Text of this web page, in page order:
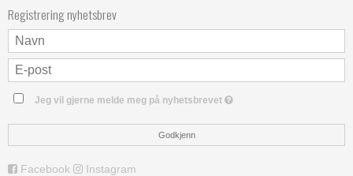
Registrering nyhetsbrev
Jeg vil gjerne melde meg på nyhetsbrevet
Godkjenn
Facebook Instagram